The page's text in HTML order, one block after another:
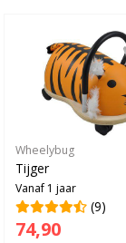
Wheelybug
Tijger
Vanaf 1 jaar
(9)
74,90